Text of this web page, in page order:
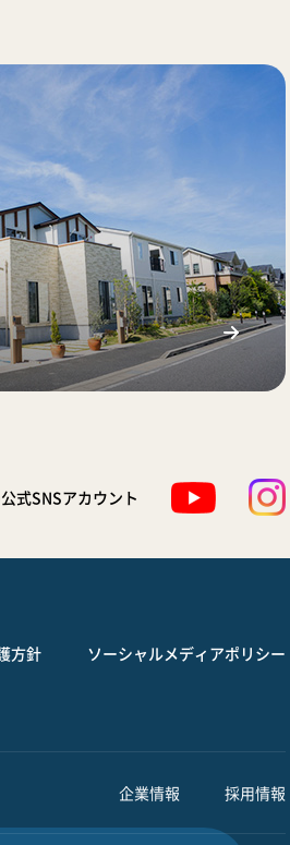
式SNSアカウント
方針 ソーシャルメディアポリシー
企業情報 採用情報